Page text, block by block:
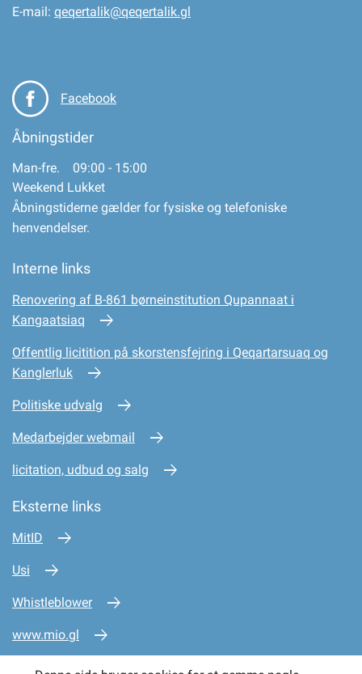
E-mail: qeqertalik@qeqertalik.gl
Facebook
Åbningstider
Man-fre. 09:00 - 15:00
Weekend Lukket
Åbningstiderne gælder for fysiske og telefoniske
henvendelser.
Interne links
Renovering af B-861 børneinstitution Qupannaat i
Kangaatsiaq
Offentlig licitition på skorstensfejring i Qeqartarsuaq og
Kanglerluk
Politiske udvalg
Medarbejder webmail
licitation, udbud og salg
Eksterne links
MitID
Usi
Whistleblower
www.mio.gl
www.sullissivik.gl